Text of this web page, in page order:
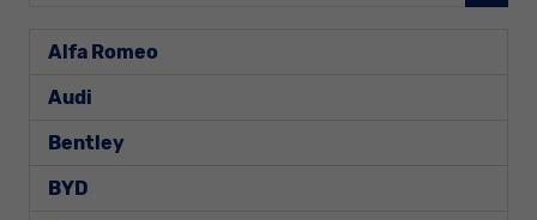
Alfa Romeo
Audi
Bentley
BYD